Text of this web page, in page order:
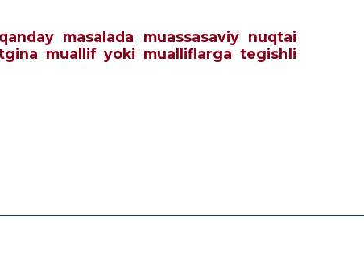
masalada muassasaviy nuqtai
muallif yoki mualliflarga tegishli